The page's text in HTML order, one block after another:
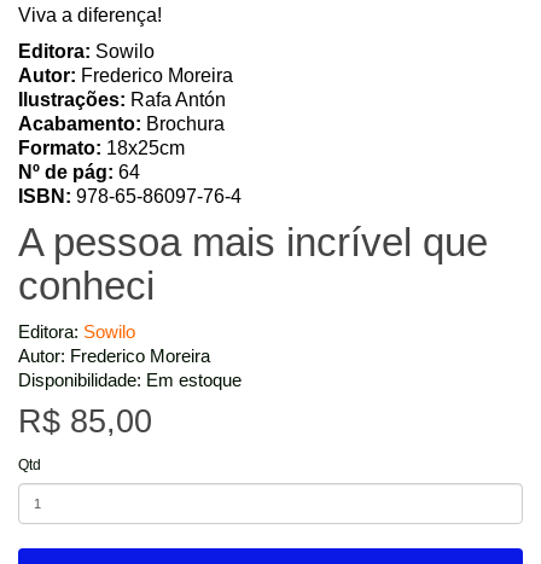
Viva a diferença!
Editora: Sowilo
Autor: Frederico Moreira
Ilustrações: Rafa Antón
Acabamento: Brochura
Formato: 18x25cm
Nº de pág: 64
ISBN: 978-65-86097-76-4
A pessoa mais incrível que
conheci
Editora: Sowilo
Autor: Frederico Moreira
Disponibilidade: Em estoque
R$ 85,00
Qtd